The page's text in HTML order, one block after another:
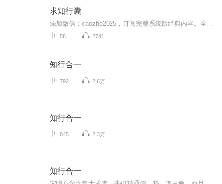
求知行囊
58 2741
知行合一
792 2.6万
知行合一
845 2.3万
知行合一